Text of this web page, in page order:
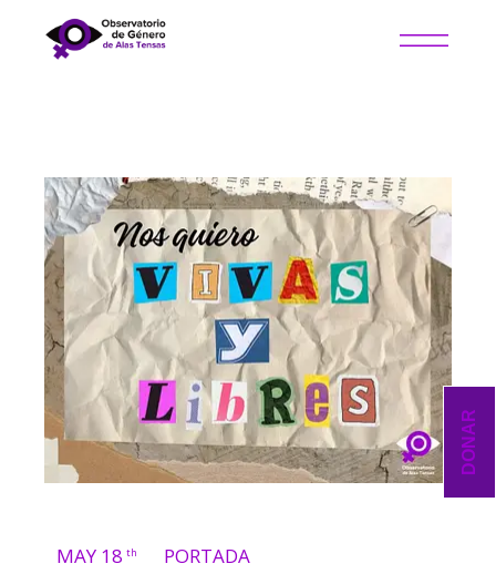
DONAR
MAY 18 th PORTADA